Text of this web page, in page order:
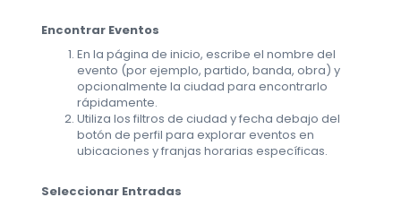
Encontrar Eventos
En la página de inicio, escribe el nombre del
evento (por ejemplo, partido, banda, obra) y
opcionalmente la ciudad para encontrarlo
rápidamente.
Utiliza los filtros de ciudad y fecha debajo del
botón de perfil para explorar eventos en
ubicaciones y franjas horarias específicas.
Seleccionar Entradas